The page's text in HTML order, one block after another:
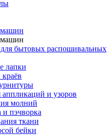
бытовых распошивальных
лапки
аппликаций и узоров
молний
и пэчворка
ткани
бейки